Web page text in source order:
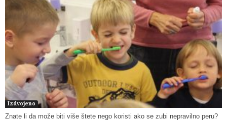
Izdvojeno
Znate li da može biti više štete nego koristi ako se zubi nepravilno peru?